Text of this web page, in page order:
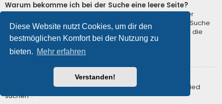
Diese Website nutzt Cookies, um dir den
bestmöglichen Komfort bei der Nutzung zu
bieten. Mehr erfahren
Verstanden!
Warum bekomme ich bei der Suche eine leere Seite?
Deine Suche lieferte zu viele Ergebnisse, somit konnte der
Webserver sie nicht verarbeiten. Benutze die erweiterte Suche
und gib spezifischere Suchbegriffe ein oder beschränke die
Suche auf verschiedene Unterforen.
Nach oben
Wie kann ich nach Mitgliedern suchen?
Gehe zur Mitgliederliste und klicke auf „Nach einem Mitglied
suchen“.